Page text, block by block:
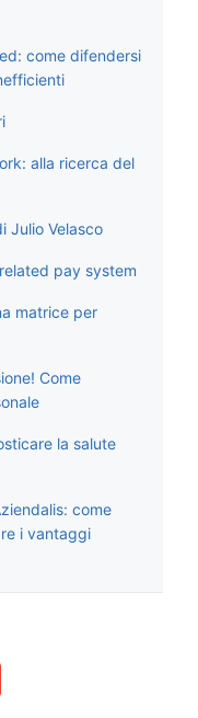
come difendersi
alla ricerca del
Julio Velasco
pay system
matrice per
Come
la salute
come
i vantaggi